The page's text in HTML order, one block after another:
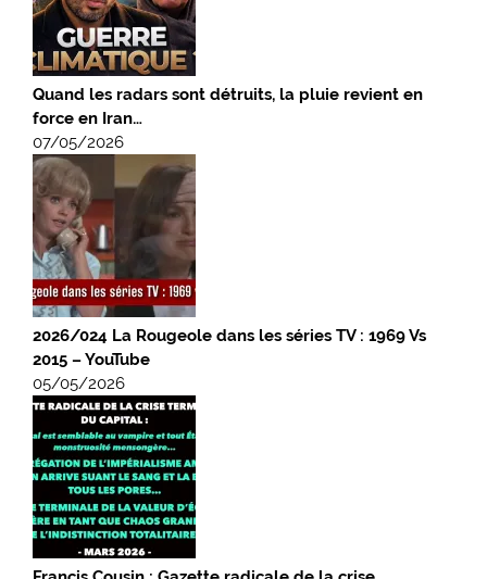
Quand les radars sont détruits, la pluie revient en
force en Iran…
07/05/2026
2026/024 La Rougeole dans les séries TV : 1969 Vs
2015 – YouTube
05/05/2026